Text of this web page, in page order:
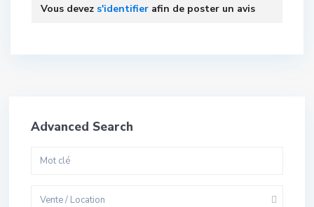
Vous devez s'identifier afin de poster un avis
Advanced Search
Vente / Location